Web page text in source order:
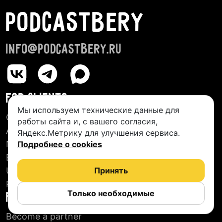
PODCASTBERY
info@podcastbery.ru
FOR CLIENTS
Creative Studios
About us
New Podcasts
Blog
User agreement
Reviews
FOR PARTNERS
Become a partner
Мы используем технические данные для
работы сайта и, с вашего согласия,
Яндекс.Метрику для улучшения сервиса.
Подробнее о cookies
Только необходимые
Принять